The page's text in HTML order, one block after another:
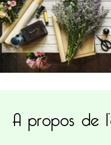
A propos de